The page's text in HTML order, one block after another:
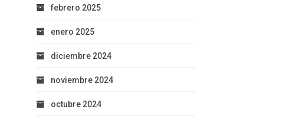
febrero 2025
enero 2025
diciembre 2024
noviembre 2024
octubre 2024